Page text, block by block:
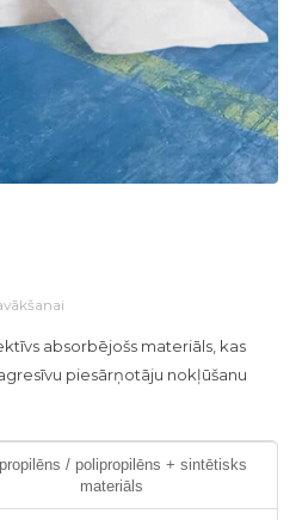
absorbējošs materiāls, kas
piesārņotāju nokļūšanu
/ polipropilēns + sintētisks
materiāls